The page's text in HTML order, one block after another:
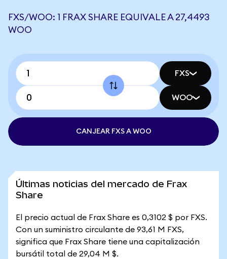
FXS/WOO: 1 FRAX SHARE EQUIVALE A 27,4493
WOO
FXS
WOO
CANJEAR FXS A WOO
Últimas noticias del mercado de Frax
Share
El precio actual de Frax Share es 0,3102 $ por FXS.
Con un suministro circulante de 93,61 M FXS,
significa que Frax Share tiene una capitalización
bursátil total de 29,04 M $.